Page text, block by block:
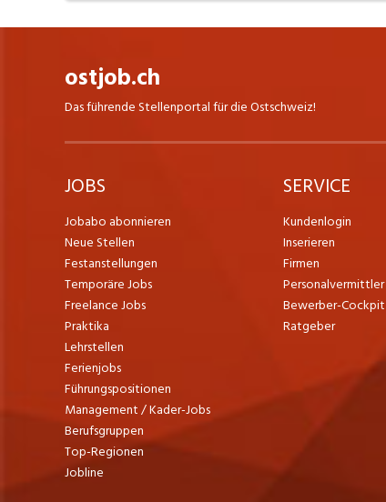
ostjob.ch
Das führende Stellenportal für die Ostschweiz!
JOBS
Jobabo abonnieren
Neue Stellen
Festanstellungen
Temporäre Jobs
Freelance Jobs
Praktika
Lehrstellen
Ferienjobs
Führungspositionen
Management / Kader-Jobs
Berufsgruppen
Top-Regionen
Jobline
SERVICE
Kundenlogin
Inserieren
Firmen
Personalvermittler
Bewerber-Cockpit
Ratgeber